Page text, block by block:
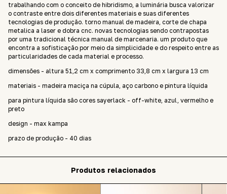
trabalhando com o conceito de hibridismo, a luminária busca valorizar
o contraste entre dois diferentes materiais e suas diferentes
tecnologias de produção. torno manual de madeira, corte de chapa
metalica a laser e dobra cnc. novas tecnologias sendo contrapostas
por uma tradicional técnica manual de marcenaria. um produto que
encontra a sofisticação por meio da simplicidade e do respeito entre as
particularidades de cada material e processo.
dimensões - altura 51,2 cm x comprimento 33,8 cm x largura 13 cm
materiais - madeira maciça na cúpula, aço carbono e pintura líquida
para pintura líquida são cores sayerlack - off-white, azul, vermelho e
preto
design - max kampa
prazo de produção - 40 dias
Produtos relacionados